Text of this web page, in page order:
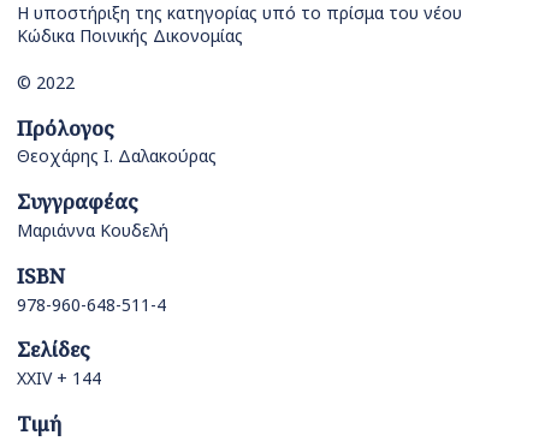
Η υποστήριξη της κατηγορίας υπό το πρίσμα του νέου
Κώδικα Ποινικής Δικονομίας
© 2022
Πρόλογος
Θεοχάρης Ι. Δαλακούρας
Συγγραφέας
Μαριάννα Κουδελή
ISBN
978-960-648-511-4
Σελίδες
XXIV + 144
Τιμή